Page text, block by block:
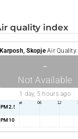
air quality index
Karposh, SkopjeAir Quality.
-
Not Available
1 day, 5 hours ago
PM2.5 AQI
PM10 AQI